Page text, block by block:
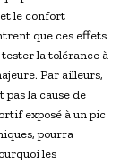
le confort
que ces effets
la tolérance à
Par ailleurs,
la cause de
exposé à un pic
pourra
les